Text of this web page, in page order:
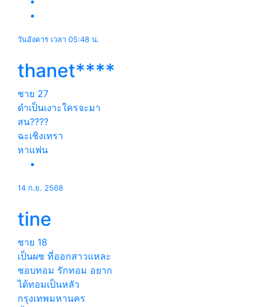
วันอังคาร เวลา 05:48 น.
thanet****
ชาย 27
ดำเป็นเงาะใครจะมา
สน????
ฉะเชิงเทรา
หาแฟน
14 ก.ย. 2568
tine
ชาย 18
เป็นผช ที่ออกสาวแหละ
ชอบทอม รักทอม อยาก
ได้ทอมเป็นหลัว
กรุงเทพมหานคร